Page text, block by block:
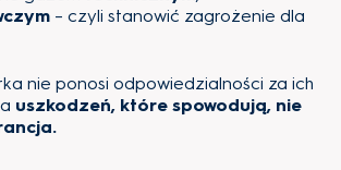
– czyli stanowić zagrożenie dla
nie ponosi odpowiedzialności za ich
uszkodzeń, które spowodują, nie